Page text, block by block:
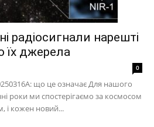
радіосигнали нарешті
їх джерела
0
що це означає Для нашого
роки ми спостерігаємо за космосом
і кожен новий...